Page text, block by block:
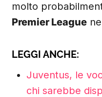
molto
Premier League
LEGGI ANCHE:
Juventus, le
chi sarebbe